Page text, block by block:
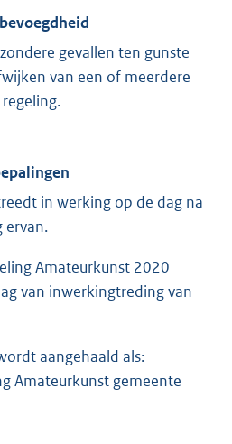
gevallen ten gunste
van een of meerdere
in werking op de dag na
ervan.
Amateurkunst 2020
van inwerkingtreding van
aangehaald als:
Amateurkunst gemeente